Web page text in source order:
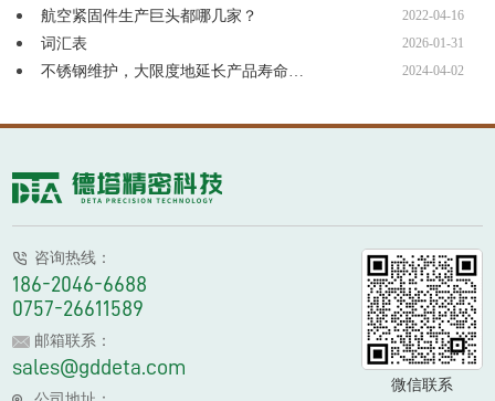
航空紧固件生产巨头都哪几家？ 2022-04-16
词汇表 2026-01-31
不锈钢维护，大限度地延长产品寿命… 2024-04-02
咨询热线：
186-2046-6688
0757-26611589
邮箱联系：
sales@gddeta.com
微信联系